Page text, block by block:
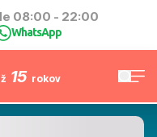
08:00 - 22:00
WhatsApp
15 rokov